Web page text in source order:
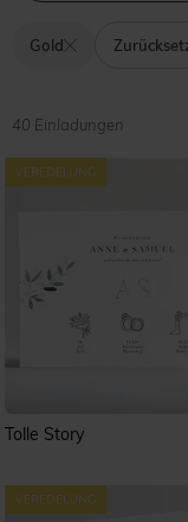
eine wichtige
verschiedenen
ausgewählten
Gold
40 Einladungen
Tolle Story